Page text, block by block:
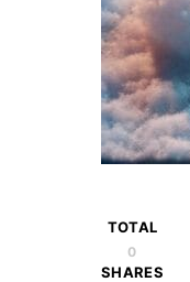
TOTAL
0
SHARES